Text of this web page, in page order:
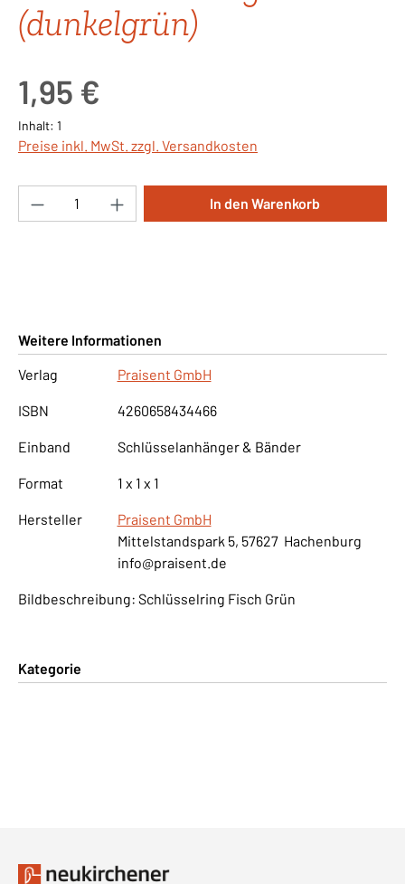
(dunkelgrün)
1,95 €
Inhalt: 1
Preise inkl. MwSt. zzgl. Versandkosten
Produkt Anzahl: Gib den gewünschten
In den Warenkorb
Weitere Informationen
Verlag
Praisent GmbH
ISBN 4260658434466
Einband Schlüsselanhänger & Bänder
Format 1 x 1 x 1
Hersteller
Praisent GmbH
Mittelstandspark 5, 57627 Hachenburg
info@praisent.de
Bildbeschreibung: Schlüsselring Fisch Grün
Kategorie